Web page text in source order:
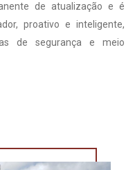
de atualização e é
proativo e inteligente,
de segurança e meio